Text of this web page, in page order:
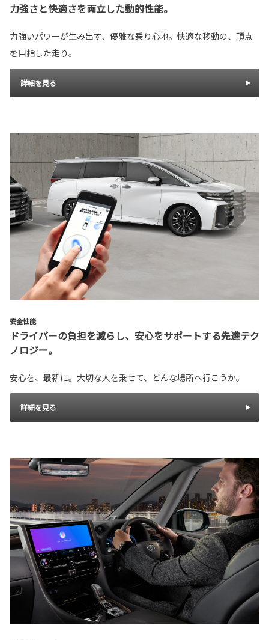
力強さと快適さを両立した動的性能。
力強いパワーが生み出す、優雅な乗り心地。快適な移動の、頂点
を目指した走り。
詳細を見る
安全性能
ドライバーの負担を減らし、安心をサポートする先進テク
ノロジー。
安心を、最新に。大切な人を乗せて、どんな場所へ行こうか。
詳細を見る